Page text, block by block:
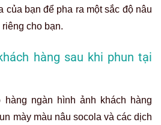
của bạn để pha ra một sắc độ nâu
cho bạn.
hàng sau khi phun tại
hàng ngàn hình ảnh khách hàng
mày màu nâu socola và các dịch